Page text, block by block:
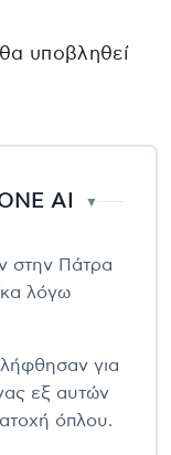
υποβληθεί
AI ▼
στην Πάτρα
λόγω
για
εξ αυτών
όπλου.